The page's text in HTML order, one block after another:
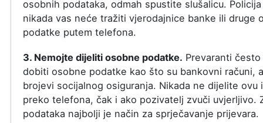
osobnih podataka, odmah spustite slušalicu.
nikada vas neće tražiti vjerodajnice banke ili druge
podatke putem telefona.
3. Nemojte dijeliti osobne podatke. Prevaranti
dobiti osobne podatke kao što su bankovni računi,
brojevi socijalnog osiguranja. Nikada ne dijelite ovu
preko telefona, čak i ako pozivatelj zvuči uvjerljivo.
podataka najbolji je način za sprječavanje prijevara.